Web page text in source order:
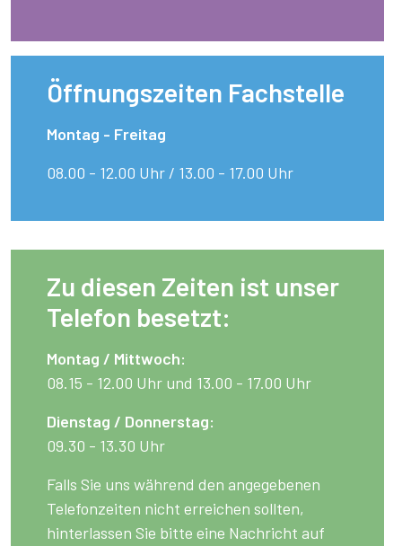
Öffnungszeiten Fachstelle
Montag - Freitag
08.00 - 12.00 Uhr / 13.00 - 17.00 Uhr
Zu diesen Zeiten ist unser
Telefon besetzt:
Montag / Mittwoch:
08.15 - 12.00 Uhr und 13.00 - 17.00 Uhr
Dienstag / Donnerstag:
09.30 - 13.30 Uhr
Falls Sie uns während den angegebenen
Telefonzeiten nicht erreichen sollten,
hinterlassen Sie bitte eine Nachricht auf